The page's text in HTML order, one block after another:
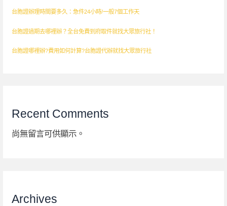
台胞證辦理時間要多久：急件24小時/一般7個工作天
台胞證過期去哪裡辦？全台免費到府取件就找大眾旅行社！
台胞證哪裡辦?費用如何計算?台胞證代辦就找大眾旅行社
Recent Comments
尚無留言可供顯示。
Archives